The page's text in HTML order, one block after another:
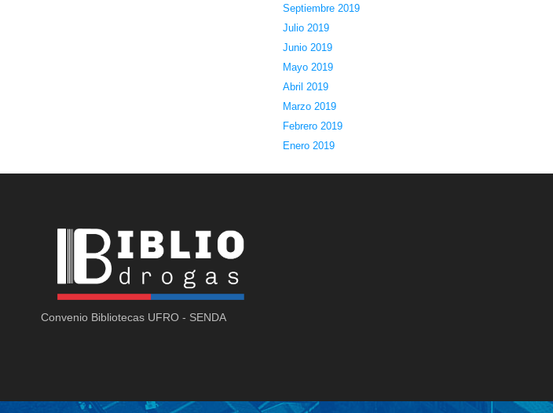
Septiembre 2019
Julio 2019
Junio 2019
Mayo 2019
Abril 2019
Marzo 2019
Febrero 2019
Enero 2019
Convenio Bibliotecas UFRO - SENDA